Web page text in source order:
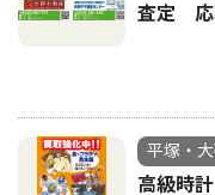
査定 応
平塚・
高級時